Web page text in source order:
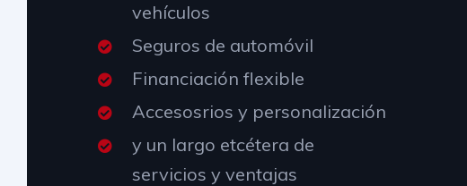
vehículos
Seguros de automóvil
Financiación flexible
Accesosrios y personalización
y un largo etcétera de
servicios y ventajas